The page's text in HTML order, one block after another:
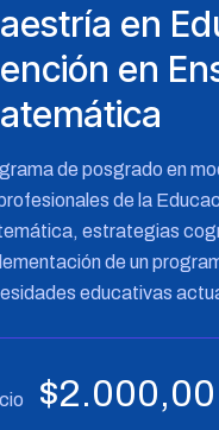
en
en
de posgrado en
de la
estrategias
de un
educativas
$2.000,00